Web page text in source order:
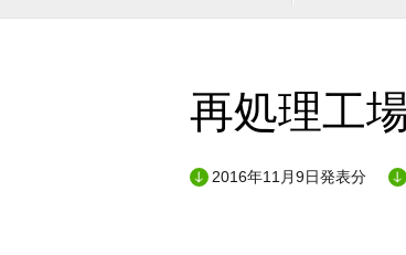
再処理工
2016年11月9日発表分